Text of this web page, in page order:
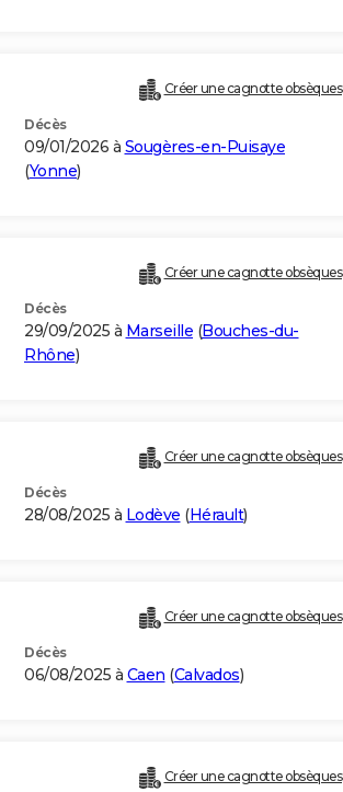
Créer une cagnotte obsèques
Décès
09/01/2026 à Sougères-en-Puisaye
(Yonne)
Créer une cagnotte obsèques
Décès
29/09/2025 à Marseille (Bouches-du-
Rhône)
Créer une cagnotte obsèques
Décès
28/08/2025 à Lodève (Hérault)
Créer une cagnotte obsèques
Décès
06/08/2025 à Caen (Calvados)
Créer une cagnotte obsèques